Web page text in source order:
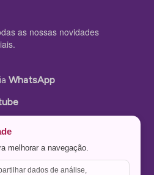
as nossas novidades
WhatsApp
melhorar a navegação.
dados de análise,